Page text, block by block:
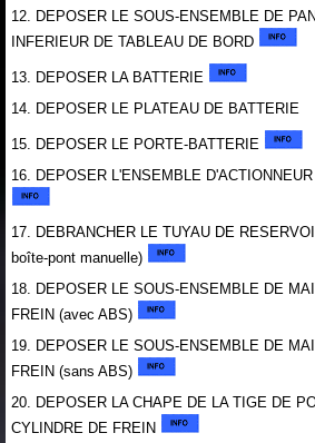
12. DEPOSER LE SOUS-ENSEMBLE DE
INFERIEUR DE TABLEAU DE BORD
13. DEPOSER LA BATTERIE
14. DEPOSER LE PLATEAU DE BATTERIE
15. DEPOSER LE PORTE-BATTERIE
16. DEPOSER L'ENSEMBLE
17. DEBRANCHER LE TUYAU DE
boîte-pont manuelle)
18. DEPOSER LE SOUS-ENSEMBLE DE
FREIN (avec ABS)
19. DEPOSER LE SOUS-ENSEMBLE DE
FREIN (sans ABS)
20. DEPOSER LA CHAPE DE LA TIGE DE
CYLINDRE DE FREIN